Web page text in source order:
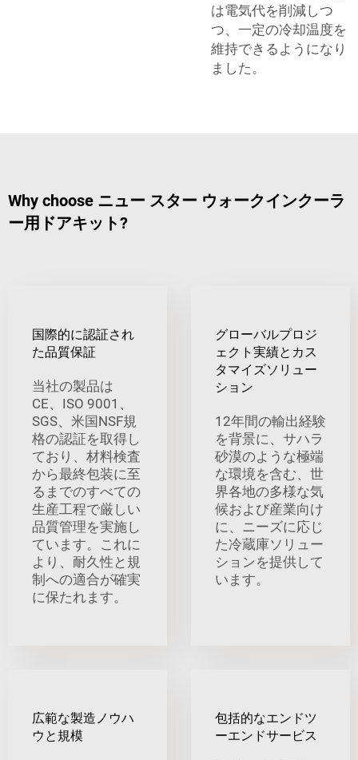
は電気代を削減しつ
つ、一定の冷却温度を
維持できるようになり
ました。
Why choose ニュー スター ウォークインクーラ
ー用ドアキット?
国際的に認証され
た品質保証
当社の製品は
CE、ISO 9001、
SGS、米国NSF規
格の認証を取得し
ており、材料検査
から最終包装に至
るまでのすべての
生産工程で厳しい
品質管理を実施し
ています。これに
より、耐久性と規
制への適合が確実
に保たれます。
グローバルプロジ
ェクト実績とカス
タマイズソリュー
ション
12年間の輸出経験
を背景に、サハラ
砂漠のような極端
な環境を含む、世
界各地の多様な気
候および産業向け
に、ニーズに応じ
た冷蔵庫ソリュー
ションを提供して
います。
広範な製造ノウハ
ウと規模
包括的なエンドツ
ーエンドサービス